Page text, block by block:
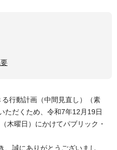
行動計画（中間見直し）（素
ただくため、令和7年12月19日
木曜日）にかけてパブリック・
、誠にありがとうございまし